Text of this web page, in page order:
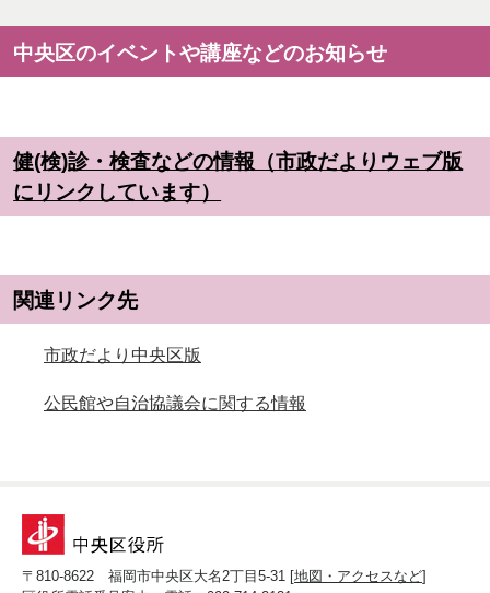
中央区のイベントや講座などのお知らせ
健(検)診・検査などの情報（市政だよりウェブ版
にリンクしています）
関連リンク先
市政だより中央区版
公民館や自治協議会に関する情報
〒810-8622 福岡市中央区大名2丁目5-31 [地図・アクセスなど]